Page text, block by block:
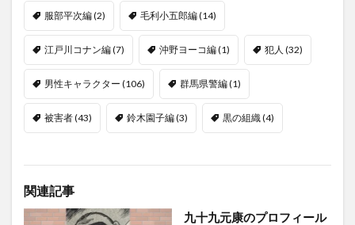
服部平次編(2) 毛利小五郎編(14)
江戸川コナン編(7) 沖野ヨーコ編(1) 犯人 (32)
男性キャラクター (106) 群馬県警編(1)
被害者(43) 鈴木園子編(3) 黒の組織(4)
関連記事
九十九元康のプロフィール